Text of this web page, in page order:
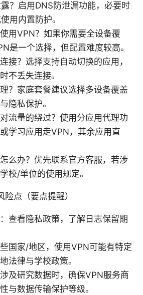
？启用DNS防泄漏功能，必要时
用内置防护。
用VPN？如果你需要全设备覆
是一个选择，但配置难度较高。
接？选择支持自动切换的应用，
不丢失连接。
？家庭套餐建议选择多设备覆盖
隐私保护。
流量的绕过？使用分应用代理功
学习应用走VPN，其余应用直
么办？优先联系官方客服，若涉
校/单位的使用规定。
点（要点提醒）
查看隐私政策，了解日志保留期
国家/地区，使用VPN可能有特定
法律与学校政策。
及研究数据时，确保VPN服务商
与数据传输保护等级。